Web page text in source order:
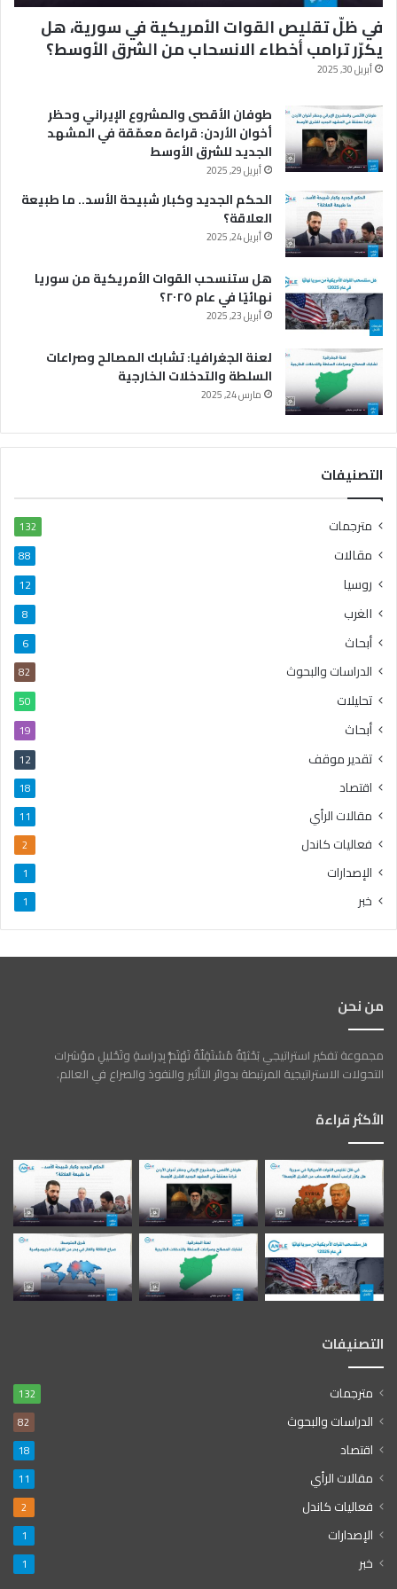
في ظلّ تقليص القوات الأمريكية في سورية، هل
يكرّر ترامب أخطاء الانسحاب من الشرق الأوسط؟
أبريل 30, 2025
طوفان الأقصى والمشروع الإيراني وحظر
أخوان الأردن: قراءة معمّقة في المشهد
الجديد للشرق الأوسط
أبريل 29, 2025
الحكم الجديد وكبار شبيحة الأسد.. ما طبيعة
العلاقة؟
أبريل 24, 2025
هل ستنسحب القوات الأمريكية من سوريا
نهائيًا في عام ٢٠٢٥؟
أبريل 23, 2025
لعنة الجغرافيا: تشابك المصالح وصراعات
السلطة والتدخلات الخارجية
مارس 24, 2025
التصنيفات
مترجمات 132
مقالات 88
روسيا 12
الغرب 8
أبحاث 6
الدراسات والبحوث 82
تحليلات 50
أبحاث 19
تقدير موقف 12
اقتصاد 18
مقالات الرأي 11
فعاليات كاندل 2
الإصدارات 1
خبر 1
من نحن
مجموعة تفكير استراتيجي بَحْثيّةٌ مُسْتَقِلّةٌ تَهْتَمُّ بِدِراسةِ وتَحْليلِ مؤشرات
التحولات الاستراتيجية المرتبطة بدوائر التأثير والنفوذ والصراع في العالم.
الأكثر قراءة
التصنيفات
مترجمات 132
الدراسات والبحوث 82
اقتصاد 18
مقالات الرأي 11
فعاليات كاندل 2
الإصدارات 1
خبر 1